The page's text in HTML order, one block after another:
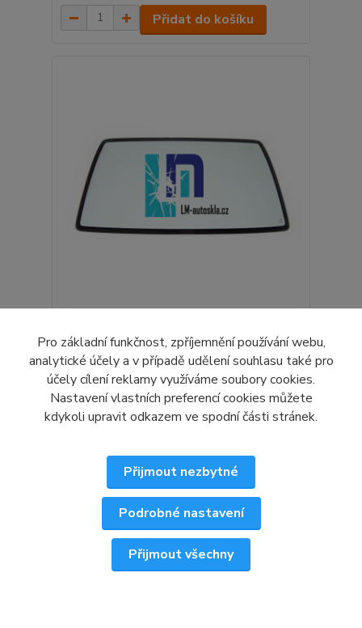
Přidat do košíku
4 635 Kč/ks
3 831 Kč bez DPH
Detail
Pro základní funkčnost, zpříjemnění používání webu,
analytické účely a v případě udělení souhlasu také pro
účely cílení reklamy využíváme soubory cookies.
Nastavení vlastních preferencí cookies můžete
kdykoli upravit odkazem ve spodní části stránek.
Přijmout nezbytné
Podrobné nastavení
Přijmout všechny